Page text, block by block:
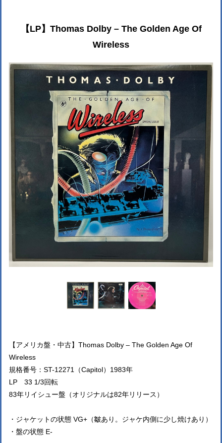
【LP】Thomas Dolby – The Golden Age Of
Wireless
【アメリカ盤・中古】Thomas Dolby – The Golden Age Of
Wireless
規格番号：ST-12271（Capitol）1983年
LP 33 1/3回転
83年リイシュー盤（オリジナルは82年リリース）
・ジャケットの状態 VG+（皺あり。ジャケ内側に少し焼けあり）
・盤の状態 E-